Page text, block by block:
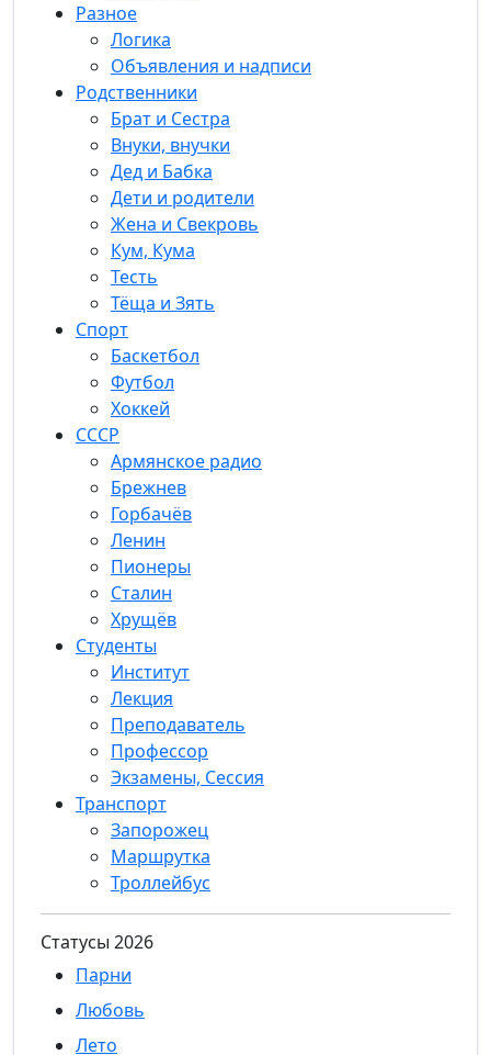
Разное
Логика
Объявления и надписи
Родственники
Брат и Сестра
Внуки, внучки
Дед и Бабка
Дети и родители
Жена и Свекровь
Кум, Кума
Тесть
Тёща и Зять
Спорт
Баскетбол
Футбол
Хоккей
СССР
Армянское радио
Брежнев
Горбачёв
Ленин
Пионеры
Сталин
Хрущёв
Студенты
Институт
Лекция
Преподаватель
Профессор
Экзамены, Сессия
Транспорт
Запорожец
Маршрутка
Троллейбус
Статуcы 2026
Парни
Любовь
Лето